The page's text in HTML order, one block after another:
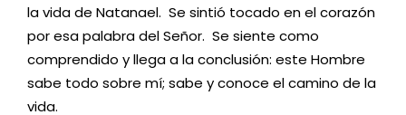
la vida de Natanael. Se sintió tocado en el corazón
por esa palabra del Señor. Se siente como
comprendido y llega a la conclusión: este Hombre
sabe todo sobre mí; sabe y conoce el camino de la
vida.